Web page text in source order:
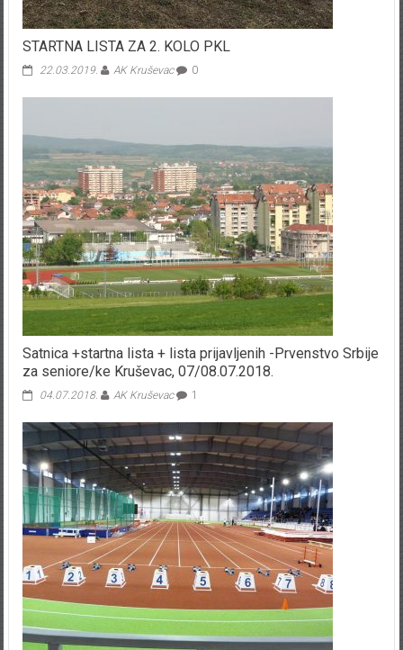
STARTNA LISTA ZA 2. KOLO PKL
22.03.2019. AK Kruševac 0
Satnica +startna lista + lista prijavljenih -Prvenstvo Srbije
za seniore/ke Kruševac, 07/08.07.2018.
04.07.2018. AK Kruševac 1